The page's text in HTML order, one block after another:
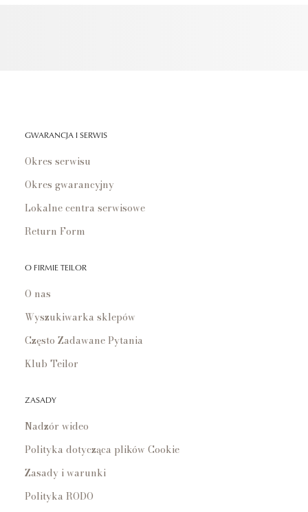
GWARANCJA I SERWIS
Okres serwisu
Okres gwarancyjny
Lokalne centra serwisowe
Return Form
O FIRMIE TEILOR
O nas
Wyszukiwarka sklepów
Często Zadawane Pytania
Klub Teilor
ZASADY
Nadzór wideo
Polityka dotycząca plików Cookie
Zasady i warunki
Polityka RODO